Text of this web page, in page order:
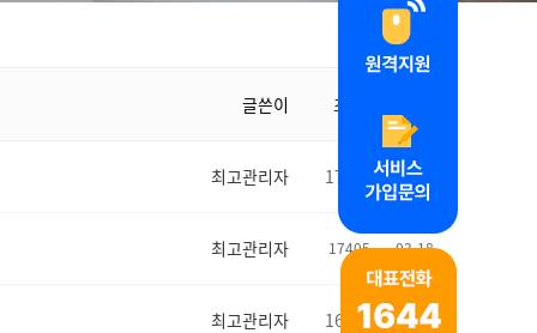
글쓴이 조회
최고관리자 17307 07-01
최고관리자 17405 03-18
최고관리자 16635 03-18